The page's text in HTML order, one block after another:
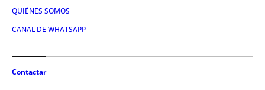
QUIÉNES SOMOS
CANAL DE WHATSAPP
Contactar